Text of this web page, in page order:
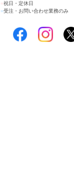
祝日・定休日
■受注・お問い合わせ業務のみ